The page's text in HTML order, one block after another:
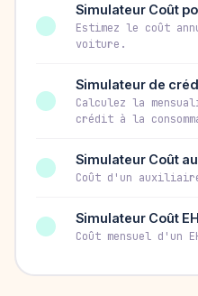
Simulateur Coût
Estimez le coût
voiture.
Simulateur de
Calculez la
crédit à la
Simulateur Coût
Coût d'un
Simulateur Coût
Coût mensuel d'un